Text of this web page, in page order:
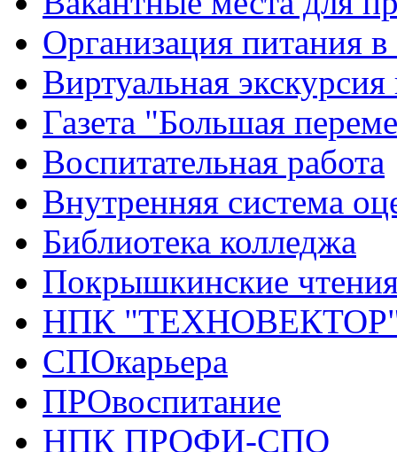
Организация питания в
Виртуальная
Газета "Большая
Воспитательная работа
Внутренняя система
Библиотека колледжа
Покрышкинские
НПК
СПОкарьера
ПРОвоспитание
НПК ПРОФИ-СПО